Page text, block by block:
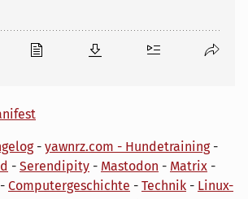
- yawnrz.com - Hundetraining-
- Serendipity - Mastodon - Matrix -
- Computergeschichte - Technik - Linux-